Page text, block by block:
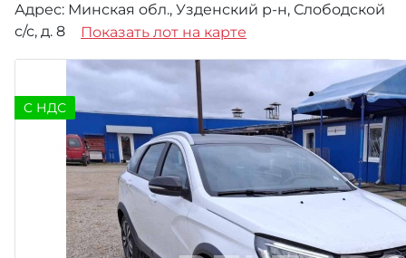
Адрес: Минская обл., Узденский р-н, Слободской
с/с, д. 8
Показать лот на карте
C НДС